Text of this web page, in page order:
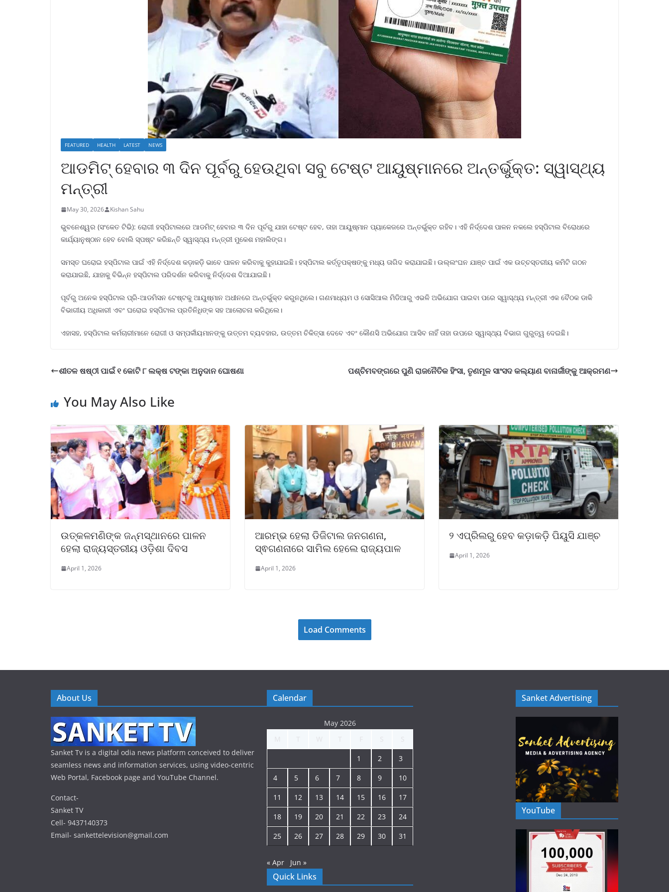
FEATURED HEALTH LATEST NEWS
ଆଡମିଟ୍ ହେବାର ୩ ଦିନ ପୂର୍ବରୁ ହେଉଥିବା ସବୁ ଟେଷ୍ଟ ଆୟୁଷ୍ମାନରେ ଅନ୍ତର୍ଭୁକ୍ତ: ସ୍ୱାସ୍ଥ୍ୟ
ମନ୍ତ୍ରୀ
May 30, 2026 Kishan Sahu
ଭୁବନେଶ୍ୱର (ସଂକେତ ଟିଭି): ରୋଗୀ ହସ୍ପିଟାଲରେ ଆଡମିଟ୍ ହେବାର ୩ ଦିନ ପୂର୍ବରୁ ଯାହା ଟେଷ୍ଟ ହେବ, ତାହା ଆୟୁଷ୍ମାନ ପ୍ୟାକେଜରେ ଅନ୍ତର୍ଭୁକ୍ତ ରହିବ। ଏହି ନିର୍ଦ୍ଦେଶ ପାଳନ ନକଲେ ହସ୍ପିଟାଲ ବିରୋଧରେ
କାର୍ଯ୍ୟାନୁଷ୍ଠାନ ହେବ ବୋଲି ସ୍ପଷ୍ଟ କରିଛନ୍ତି ସ୍ୱାସ୍ଥ୍ୟ ମନ୍ତ୍ରୀ ମୁକେଶ ମହାଲିଙ୍ଗ।
ସମସ୍ତ ଘରୋଇ ହସ୍ପିଟାଲ ପାଇଁ ଏହି ନିର୍ଦ୍ଦେଶ କଡ଼ାକଡ଼ି ଭାବେ ପାଳନ କରିବାକୁ କୁହାଯାଇଛି। ହସ୍ପିଟାଲ କର୍ତ୍ତୃପକ୍ଷଙ୍କୁ ମଧ୍ୟ ତାଗିଦ କରାଯାଇଛି। ଉଲ୍ଲଂଘନ ଯାଞ୍ଚ ପାଇଁ ଏକ ଉଚ୍ଚସ୍ତରୀୟ କମିଟି ଗଠନ
କରାଯାଇଛି, ଯାହାକୁ ବିଭିନ୍ନ ହସ୍ପିଟାଲ ପରିଦର୍ଶନ କରିବାକୁ ନିର୍ଦ୍ଦେଶ ଦିଆଯାଇଛି।
ପୂର୍ବରୁ ଅନେକ ହସ୍ପିଟାଲ ପ୍ରି-ଆଡମିସନ ଟେଷ୍ଟକୁ ଆୟୁଷ୍ମାନ ଅଧୀନରେ ଅନ୍ତର୍ଭୁକ୍ତ କରୁନଥିଲେ। ଗଣମାଧ୍ୟମ ଓ ସୋସିଆଲ ମିଡିଆରୁ ଏଭଳି ଅଭିଯୋଗ ପାଇବା ପରେ ସ୍ୱାସ୍ଥ୍ୟ ମନ୍ତ୍ରୀ ଏକ ବୈଠକ ଡାକି
ବିଭାଗୀୟ ଅଧିକାରୀ ଏବଂ ଘରୋଇ ହସ୍ପିଟାଲ ପ୍ରତିନିଧିଙ୍କ ସହ ଆଲୋଚନା କରିଥିଲେ।
ଏହାସହ, ହସ୍ପିଟାଲ କର୍ମଚାରୀମାନେ ରୋଗୀ ଓ ସମ୍ପର୍କୀୟମାନଙ୍କୁ ଉତ୍ତମ ବ୍ୟବହାର, ଉତ୍ତମ ଚିକିତ୍ସା ଦେବେ ଏବଂ କୌଣସି ଅଭିଯୋଗ ଆସିବ ନାହିଁ ତାହା ଉପରେ ସ୍ୱାସ୍ଥ୍ୟ ବିଭାଗ ଗୁରୁତ୍ୱ ଦେଇଛି।
ଶୀତଳ ଷଷ୍ଠୀ ପାଇଁ ୧ କୋଟି ୮ ଲକ୍ଷ ଟଙ୍କା ଅନୁଦାନ ଘୋଷଣା ପଶ୍ଚିମବଙ୍ଗରେ ପୁଣି ରାଜନୈତିକ ହିଂସା, ତୃଣମୂଳ ସାଂସଦ କଲ୍ୟାଣ ବାନାର୍ଜୀଙ୍କୁ ଆକ୍ରମଣ
You May Also Like
ଉତ୍କଳମଣିଙ୍କ ଜନ୍ମସ୍ଥାନରେ ପାଳନ
ହେଲା ରାଜ୍ୟସ୍ତରୀୟ ଓଡ଼ିଶା ଦିବସ
April 1, 2026
ଆରମ୍ଭ ହେଲା ଡିଜିଟାଲ ଜନଗଣନା,
ସ୍ଵଗଣନାରେ ସାମିଲ ହେଲେ ରାଜ୍ୟପାଳ
April 1, 2026
୨ ଏପ୍ରିଲରୁ ହେବ କଡ଼ାକଡ଼ି ପିୟୁସି ଯାଞ୍ଚ
April 1, 2026
Load Comments
About Us
Sanket Tv is a digital odia news platform conceived to deliver
seamless news and information services, using video-centric
Web Portal, Facebook page and YouTube Channel.
Contact-
Sanket TV
Cell- 9437140373
Email- sankettelevision@gmail.com
Calendar
May 2026
1 2 3
4 5 6 7 8 9 10
11 12 13 14 15 16 17
18 19 20 21 22 23 24
25 26 27 28 29 30 31
« Apr Jun »
Quick Links
Sanket Advertising
YouTube